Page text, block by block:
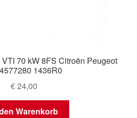
70 kW 8FS Citroën Peugeot
1436R0
€24,00
Warenkorb